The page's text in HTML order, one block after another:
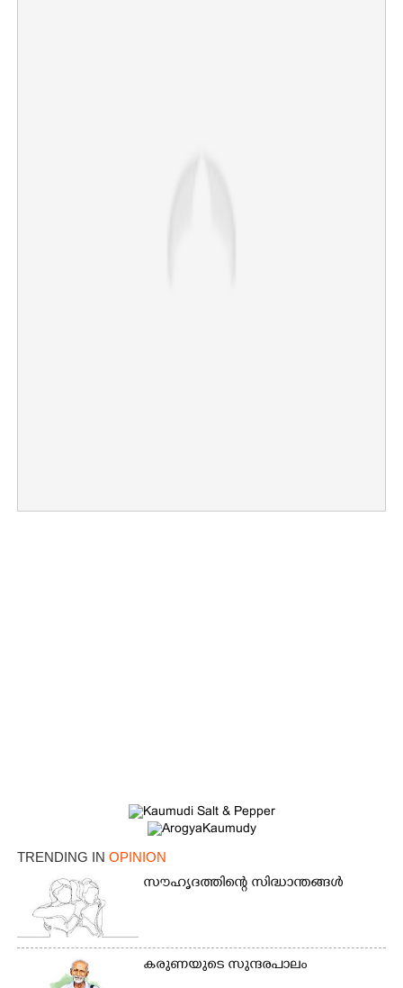
TRENDING IN OPINION
സൗഹൃദത്തിന്റെ സിദ്ധാന്തങ്ങൾ
കരുണയുടെ സുന്ദരപാലം